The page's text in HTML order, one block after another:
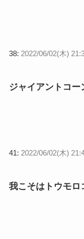
38: 2022/06/02(木)
ジャイアントコ
41: 2022/06/02(木)
我こそはトウモロ